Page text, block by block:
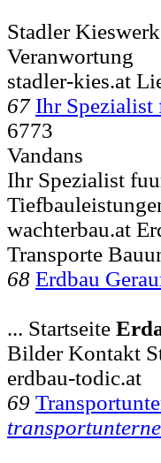
Stadler
Veranwortung
stadler-kies.at
67 Ihr
6773
Vandans
Ihr Spezialist
wachterbau.at
Transporte
68 Erdbau
... Startseite
Bilder Kontakt
erdbau-todic.at
69